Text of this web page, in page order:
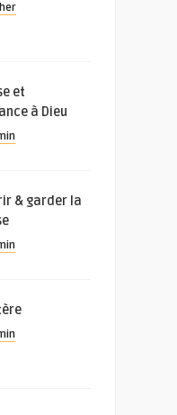
et
à Dieu
& garder la